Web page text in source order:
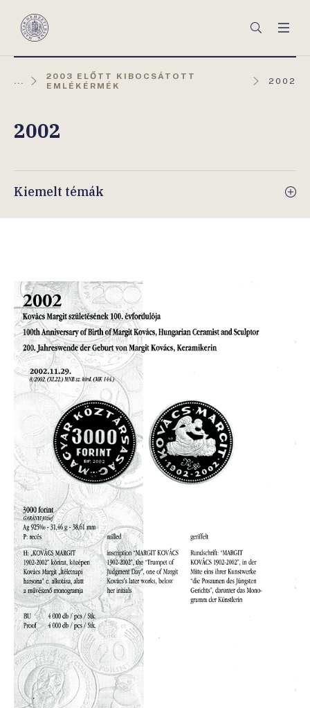
Magyar
Keresés
...
2003 ELŐTT KIBOCSÁTOTT
EMLÉKÉRMÉK
2002
2002
Kiemelt témák